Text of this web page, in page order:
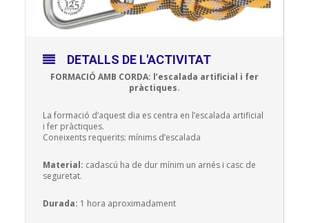
DETALLS DE L'ACTIVITAT
FORMACIÓ AMB CORDA: l’escalada artificial i fer
pràctiques.
La formació d’aquest dia es centra en l’escalada artificial
i fer pràctiques.
Coneixents requerits: mínims d’escalada
Material: cadascú ha de dur mínim un arnés i casc de
seguretat.
Durada: 1 hora aproximadament